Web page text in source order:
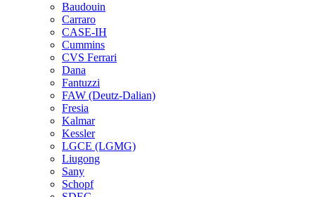
Baudouin
Carraro
CASE-IH
Cummins
CVS Ferrari
Dana
Fantuzzi
FAW (Deutz-Dalian)
Fresia
Kalmar
Kessler
LGCE (LGMG)
Liugong
Sany
Schopf